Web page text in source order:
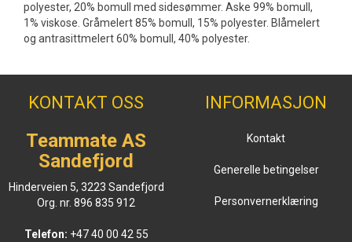
polyester, 20% bomull med sidesømmer. Aske 99% bomull,
1% viskose. Gråmelert 85% bomull, 15% polyester. Blåmelert
og antrasittmelert 60% bomull, 40% polyester.
KONTAKT OSS
Teammate AS
Sandefjord
Hinderveien 5, 3223 Sandefjord
Org. nr. 896 835 912
Telefon: +47 40 00 42 55
INFORMASJON
Kontakt
Generelle betingelser
Personvernerklæring